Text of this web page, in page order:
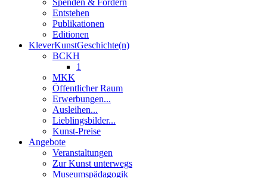
Spenden & Fördern
Entstehen
Publikationen
Editionen
KleverKunstGeschichte(n)
BCKH
1
MKK
Öffentlicher Raum
Erwerbungen...
Ausleihen...
Lieblingsbilder...
Kunst-Preise
Angebote
Veranstaltungen
Zur Kunst unterwegs
Museumspädagogik